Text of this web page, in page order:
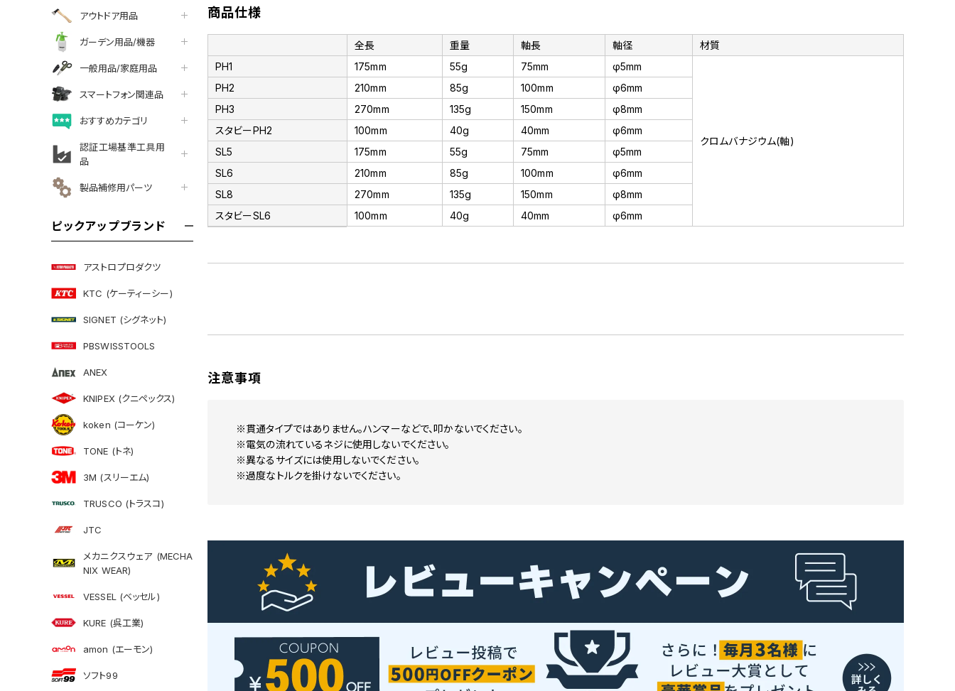
アウトドア用品
ガーデン用品/機器
一般用品/家庭用品
スマートフォン関連品
おすすめカテゴリ
認証工場基準工具用
品
製品補修用パーツ
ピックアップブランド
アストロプロダクツ
KTC (ケーティーシー)
SIGNET (シグネット)
PBSWISSTOOLS
ANEX
KNIPEX (クニペックス)
koken (コーケン)
TONE (トネ)
3M (スリーエム)
TRUSCO (トラスコ)
JTC
メカニクスウェア (MECHA
NIX WEAR)
VESSEL (ベッセル)
KURE (呉工業)
amon (エーモン)
ソフト99
商品仕様
全長 重量 軸長 軸径
材質
PH1
175mm 55g 75mm φ5mm
クロムバナジウム(軸)
PH2 210mm 85g 100mm
φ6mm
PH3
270mm 135g 150mm
φ8mm
スタビーPH2
100mm 40g 40mm
φ6mm
SL5
175mm 55g 75mm
φ5mm
SL6
210mm 85g 100mm
φ6mm
SL8
270mm 135g 150mm
φ8mm
スタビーSL6
100mm 40g 40mm φ6mm
注意事項
※貫通タイプではありません。ハンマーなどで、叩かないでください。
※電気の流れているネジに使用しないでください。
※異なるサイズには使用しないでください。
※過度なトルクを掛けないでください。